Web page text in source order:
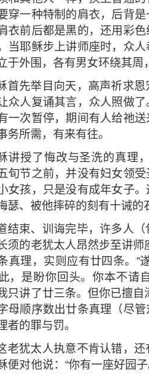
穿一种特制的肩衣，后背
衣前后都是黑的，还用彩
当耶稣步上讲师座时，众
于外围，各有男女环绕其周
首先举目向天，高声祈求
众人复诵其言，众人照做
一次暂停，期间有人给祂
务所需，有来有往。
讲授了悔改与圣洗的真理
旬节之前，并没有妇女领
女孩，只是没有成年女子
瑟、被他摔碎的刻有十诫的
结束、训诲完毕，许多人
须的老犹太人昂然步至讲
真理，实则应有廿四条。”
，是盼你回头。你本不请
只讲了廿三条。但你已擅
母顺序数出廿条真理（尽
者的罪与罚。
老犹太人执意不肯认错，
便对他说：“你有一座好园